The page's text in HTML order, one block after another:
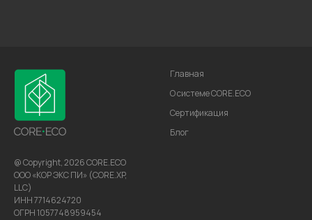
@ Copyright, 2026 CORE.ECO
ООО «КОР ЭКС ПИ» (CORE.XP,
LLC)
ИНН 7714624720
ОГРН 1057748959454
Главная
О системе CORE.ECO
Сертификация
Блог